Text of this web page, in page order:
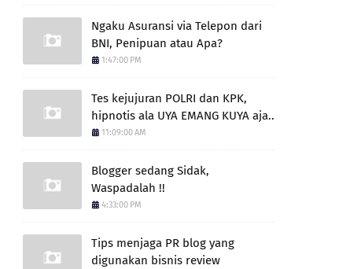
Ngaku Asuransi via Telepon dari
BNI, Penipuan atau Apa?
1:47:00 PM
Tes kejujuran POLRI dan KPK,
hipnotis ala UYA EMANG KUYA aja..
11:09:00 AM
Blogger sedang Sidak,
Waspadalah !!
4:33:00 PM
Tips menjaga PR blog yang
digunakan bisnis review